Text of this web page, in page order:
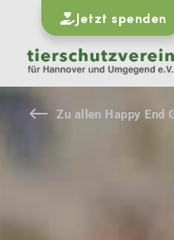
Jetzt spenden
# Zu allen Happy End